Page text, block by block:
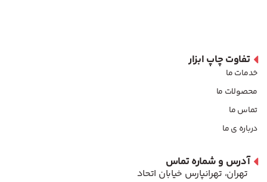
تفاوت چاپ ابزار
خدمات ما
محصولات ما
تماس ما
درباره ی ما
آدرس و شماره تماس
تهران، تهرانپارس خیابان اتحاد